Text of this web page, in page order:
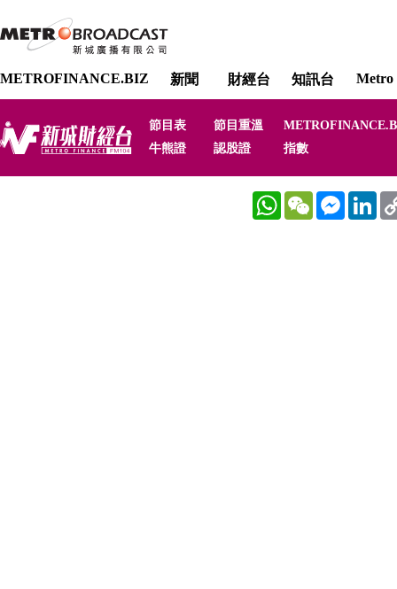
METROFINANCE.BIZ 新聞 財經台 知訊台 Metro
節目表 節目重溫
牛熊證
認股證 指數
WhatsAppWeChat Messenger